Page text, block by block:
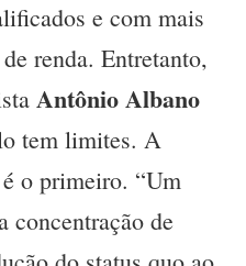
e com mais
renda. Entretanto,
Antônio Albano
tem limites. A
o primeiro. “Um
concentração de